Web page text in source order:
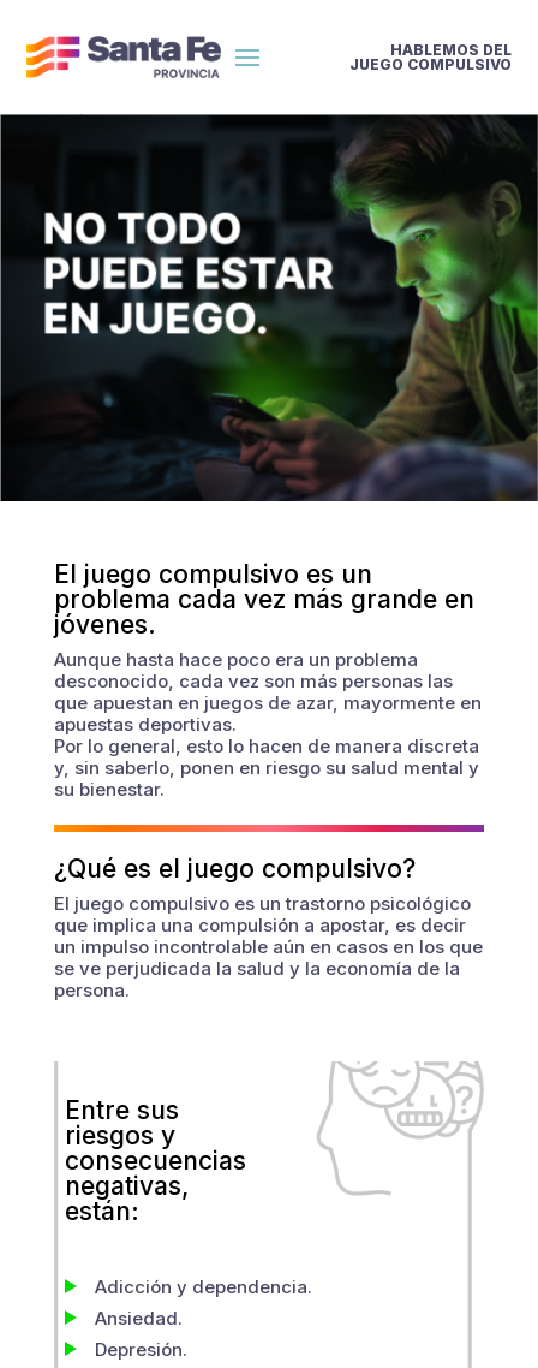
HABLEMOS DEL
JUEGO COMPULSIVO
El juego compulsivo es un
problema cada vez más grande en
jóvenes.
Aunque hasta hace poco era un problema
desconocido, cada vez son más personas las
que apuestan en juegos de azar, mayormente en
apuestas deportivas.
Por lo general, esto lo hacen de manera discreta
y, sin saberlo, ponen en riesgo su salud mental y
su bienestar.
¿Qué es el juego compulsivo?
El juego compulsivo es un trastorno psicológico
que implica una compulsión a apostar, es decir
un impulso incontrolable aún en casos en los que
se ve perjudicada la salud y la economía de la
persona.
Entre sus
riesgos y
consecuencias
negativas,
están:
Adicción y dependencia.
Ansiedad.
Depresión.